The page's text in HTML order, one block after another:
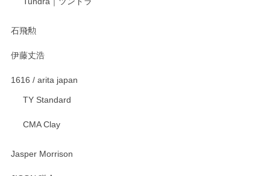
石飛勲
伊藤丈浩
1616 / arita japan
TY Standard
CMA Clay
Jasper Morrison